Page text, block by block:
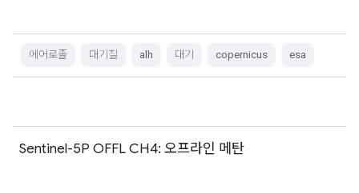
에어로졸 대기질 alh 대기 copernicus esa
Sentinel-5P OFFL CH4: 오프라인 메탄